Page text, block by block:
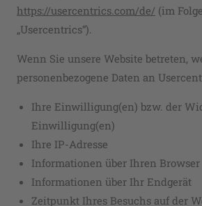
https://usercentrics.com/de/ (im
„Usercentrics“).
Wenn Sie unsere Website betreten,
personenbezogene Daten an
Ihre Einwilligung(en) bzw. der
Einwilligung(en)
Ihre IP-Adresse
Informationen über Ihren Browser
Informationen über Ihr Endgerät
Zeitpunkt Ihres Besuchs auf der